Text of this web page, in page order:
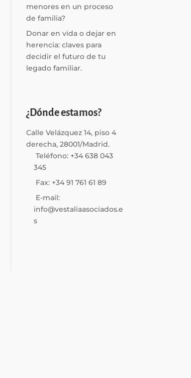
menores en un proceso
de familia?
Donar en vida o dejar en
herencia: claves para
decidir el futuro de tu
legado familiar.
¿Dónde estamos?
Calle Velázquez 14, piso 4
derecha, 28001/Madrid.
Teléfono: +34 638 043
345
Fax: +34 91 761 61 89
E-mail:
info@vestaliaasociados.e
s